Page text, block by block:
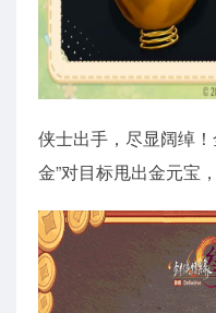
侠士出手，尽显阔绰
金”对目标甩出金元宝